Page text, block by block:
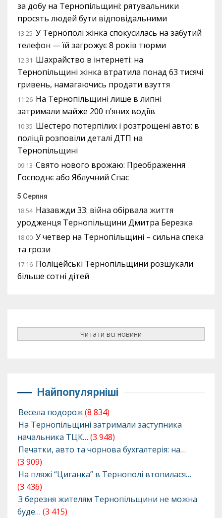
за добу на Тернопільщині: рятувальники
просять людей бути відповідальними
13:25 У Тернополі жінка спокусилась на забутий
телефон — їй загрожує 8 років тюрми
12:31 Шахрайство в інтернеті: на
Тернопільщині жінка втратила понад 63 тисячі
гривень, намагаючись продати взуття
11:26 На Тернопільщині лише в липні
затримали майже 200 п’яних водіїв
10:35 Шестеро потерпілих і розтрощені авто: в
поліції розповіли деталі ДТП на
Тернопільщині
09:13 Свято нового врожаю: Преображення
Господнє або Яблучний Спас
5 Серпня
18:54 Назавжди 33: війна обірвала життя
уродженця Тернопільщини Дмитра Березка
18:00 У четвер на Тернопільщині – сильна спека
та грози
17:16 Поліцейські Тернопільщини розшукали
більше сотні дітей
Читати всі новини
Найпопулярніші
Весела подорож(8 834)
На Тернопільщині затримали заступника
начальника ТЦК… (3 948)
Печатки, авто та чорнова бухгалтерія: на…
(3 909)
На пляжі “Циганка” в Тернополі втопилася…
(3 436)
З березня жителям Тернопільщини не можна
буде… (3 415)